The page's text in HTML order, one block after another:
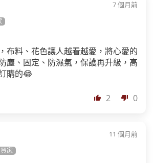
7 個月前
布料、花色讓人越看越愛，將心愛的
塵、固定、防濕氣，保護再升級，高
購的😂
2 0
11 個月前